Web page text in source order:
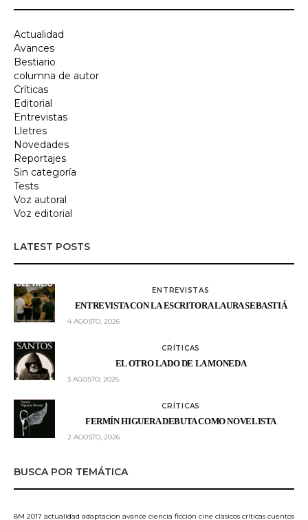
Actualidad
Avances
Bestiario
columna de autor
Críticas
Editorial
Entrevistas
Lletres
Novedades
Reportajes
Sin categoría
Tests
Voz autoral
Voz editorial
LATEST POSTS
ENTREVISTAS
ENTREVISTA CON LA ESCRITORA LAURA SEBASTIÁ
4 AGOSTO, 2026
CRÍTICAS
EL OTRO LADO DE LA MONEDA
3 AGOSTO, 2026
CRÍTICAS
FERMÍN HIGUERA DEBUTA COMO NOVELISTA
2 AGOSTO, 2026
BUSCA POR TEMÁTICA
8M 2017 actualidad adaptacion avance ciencia ficción cine clasicos criticas cuentos